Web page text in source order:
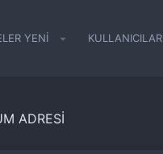
YENI KULLANICILAR
ADRESI